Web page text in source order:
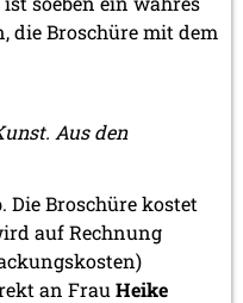
die Broschüre mit dem
Aus den
Die Broschüre kostet
auf Rechnung
an Frau Heike